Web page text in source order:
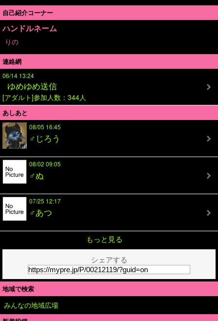
自己紹介コーナー
ハンドルネーム
りの
連絡網
06/14 13:24
ゆめゆめ送信
[アダルト]参加人数：344人
あしあと
08/05 16:45
♂じろう
08/02 09:05
♂ぬ
07/25 12:17
♂あつ
もっと見る
シェアする
地域で検索
みんなの地域広場